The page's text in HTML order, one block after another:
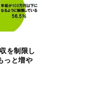
を制限し
っと増や